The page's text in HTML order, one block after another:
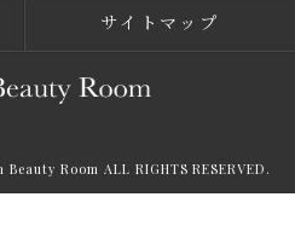
サイトマップ
Room ALL RIGHTS RESERVED.